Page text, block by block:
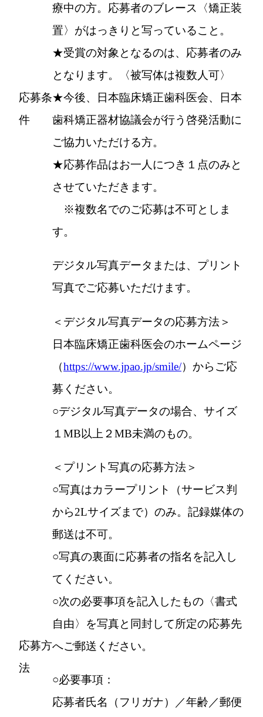
応募条
件
療中の方。応募者のブレース〈矯正装
置〉がはっきりと写っていること。
★受賞の対象となるのは、応募者のみ
となります。〈被写体は複数人可〉
★今後、日本臨床矯正歯科医会、日本
歯科矯正器材協議会が行う啓発活動に
ご協力いただける方。
★応募作品はお一人につき１点のみと
させていただきます。
※複数名でのご応募は不可としま
す。
応募方
法
デジタル写真データまたは、プリント
写真でご応募いただけます。
＜デジタル写真データの応募方法＞
日本臨床矯正歯科医会のホームページ
（https://www.jpao.jp/smile/）からご応
募ください。
○デジタル写真データの場合、サイズ
１MB以上２MB未満のもの。
＜プリント写真の応募方法＞
○写真はカラープリント（サービス判
から2Lサイズまで）のみ。記録媒体の
郵送は不可。
○写真の裏面に応募者の指名を記入し
てください。
○次の必要事項を記入したもの〈書式
自由〉を写真と同封して所定の応募先
へご郵送ください。
○必要事項：
応募者氏名（フリガナ）／年齢／郵便